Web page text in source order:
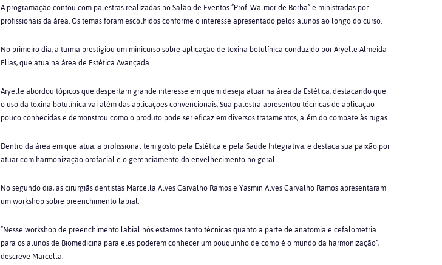
A programação contou com palestras realizadas no Salão de Eventos “Prof. Walmor de Borba” e ministradas por
profissionais da área. Os temas foram escolhidos conforme o interesse apresentado pelos alunos ao longo do curso.
No primeiro dia, a turma prestigiou um minicurso sobre aplicação de toxina botulínica conduzido por Aryelle Almeida
Elias, que atua na área de Estética Avançada.
Aryelle abordou tópicos que despertam grande interesse em quem deseja atuar na área da Estética, destacando que
o uso da toxina botulínica vai além das aplicações convencionais. Sua palestra apresentou técnicas de aplicação
pouco conhecidas e demonstrou como o produto pode ser eficaz em diversos tratamentos, além do combate às rugas.
Dentro da área em que atua, a profissional tem gosto pela Estética e pela Saúde Integrativa, e destaca sua paixão por
atuar com harmonização orofacial e o gerenciamento do envelhecimento no geral.
No segundo dia, as cirurgiãs dentistas Marcella Alves Carvalho Ramos e Yasmin Alves Carvalho Ramos apresentaram
um workshop sobre preenchimento labial.
“Nesse workshop de preenchimento labial nós estamos tanto técnicas quanto a parte de anatomia e cefalometria
para os alunos de Biomedicina para eles poderem conhecer um pouquinho de como é o mundo da harmonização”,
descreve Marcella.